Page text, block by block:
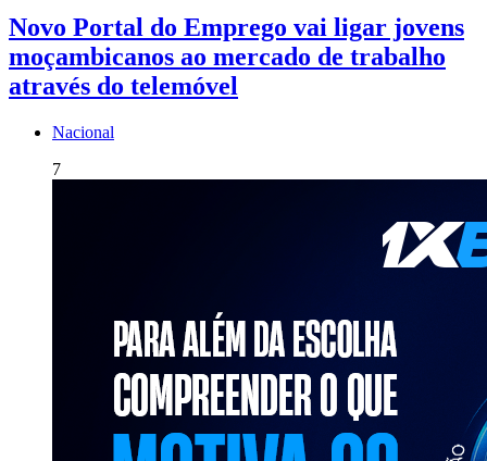
Novo Portal do Emprego vai ligar jovens
moçambicanos ao mercado de trabalho
através do telemóvel
Nacional
7